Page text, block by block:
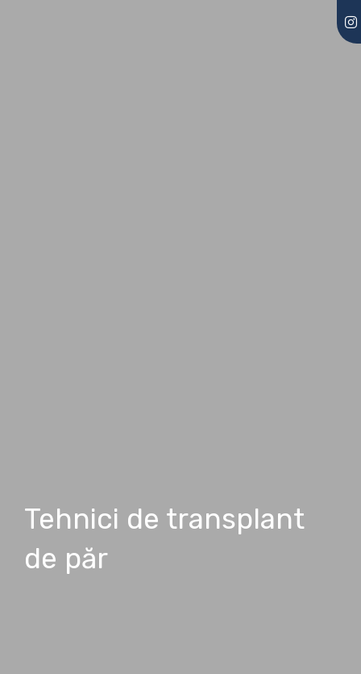
Tehnici de transplant
de păr